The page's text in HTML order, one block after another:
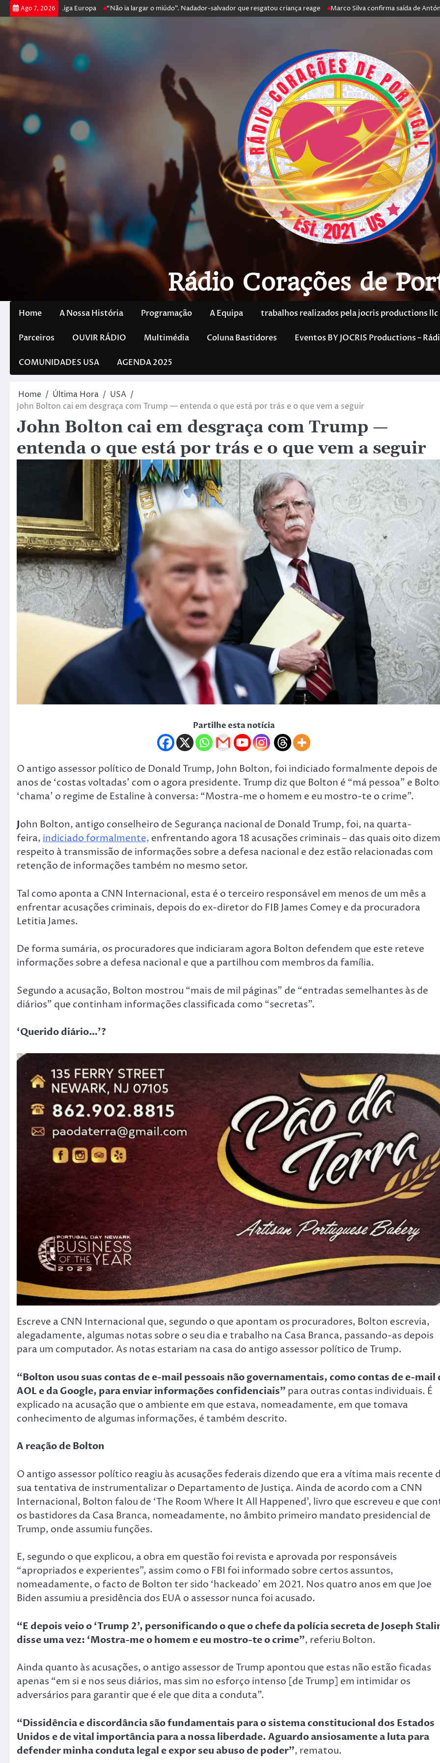
Ago 7, 2026
na Liga Europa “Não ia largar o miúdo”. Nadador-salvador que resgatou criança reage Marco Silva confirma saída de António Silva:
Rádio Corações de
Home A Nossa História Programação A Equipa trabalhos realizados pela jocris productions llc
Parceiros OUVIR RÁDIO Multimédia Coluna Bastidores Eventos BY JOCRIS Productions –
COMUNIDADES USA AGENDA 2025
Home Última Hora
USA
John Bolton cai em desgraça com Trump — entenda o que está por trás e o que vem a seguir
John Bolton cai em desgraça com Trump —
entenda o que está por trás e o que vem a seguir
Partilhe esta notícia
O antigo assessor político de Donald Trump, John Bolton, foi indiciado formalmente depois de
anos de ‘costas voltadas’ com o agora presidente. Trump diz que Bolton é “má pessoa” e
‘chama’ o regime de Estaline à conversa: “Mostra-me o homem e eu mostro-te o crime”.
John Bolton, antigo conselheiro de Segurança nacional de Donald Trump, foi, na quarta-
feira, indiciado formalmente, enfrentando agora 18 acusações criminais – das quais oito dizem
respeito à transmissão de informações sobre a defesa nacional e dez estão relacionadas com
retenção de informações também no mesmo setor.
Tal como aponta a CNN Internacional, esta é o terceiro responsável em menos de um mês a
enfrentar acusações criminais, depois do ex-diretor do FIB James Comey e da procuradora
Letitia James.
De forma sumária, os procuradores que indiciaram agora Bolton defendem que este reteve
informações sobre a defesa nacional e que a partilhou com membros da família.
Segundo a acusação, Bolton mostrou “mais de mil páginas” de “entradas semelhantes às de
diários” que continham informações classificada como “secretas”.
‘Querido diário…’?
Escreve a CNN Internacional que, segundo o que apontam os procuradores, Bolton escrevia,
alegadamente, algumas notas sobre o seu dia e trabalho na Casa Branca, passando-as depois
para um computador. As notas estariam na casa do antigo assessor político de Trump.
“Bolton usou suas contas de e-mail pessoais não governamentais, como contas de e-mail
AOL e da Google, para enviar informações confidenciais” para outras contas individuais. É
explicado na acusação que o ambiente em que estava, nomeadamente, em que tomava
conhecimento de algumas informações, é também descrito.
A reação de Bolton
O antigo assessor político reagiu às acusações federais dizendo que era a vítima mais recente
sua tentativa de instrumentalizar o Departamento de Justiça. Ainda de acordo com a CNN
Internacional, Bolton falou de ‘The Room Where It All Happened’, livro que escreveu e que
os bastidores da Casa Branca, nomeadamente, no âmbito primeiro mandato presidencial de
Trump, onde assumiu funções.
E, segundo o que explicou, a obra em questão foi revista e aprovada por responsáveis
“apropriados e experientes”, assim como o FBI foi informado sobre certos assuntos,
nomeadamente, o facto de Bolton ter sido ‘hackeado’ em 2021. Nos quatro anos em que Joe
Biden assumiu a presidência dos EUA o assessor nunca foi acusado.
“E depois veio o ‘Trump 2’, personificando o que o chefe da polícia secreta de Joseph
disse uma vez: ‘Mostra-me o homem e eu mostro-te o crime”, referiu Bolton.
Ainda quanto às acusações, o antigo assessor de Trump apontou que estas não estão ficadas
apenas “em si e nos seus diários, mas sim no esforço intenso [de Trump] em intimidar os
adversários para garantir que é ele que dita a conduta”.
“Dissidência e discordância são fundamentais para o sistema constitucional dos Estados
Unidos e de vital importância para a nossa liberdade. Aguardo ansiosamente a luta para
defender minha conduta legal e expor seu abuso de poder”, rematou.